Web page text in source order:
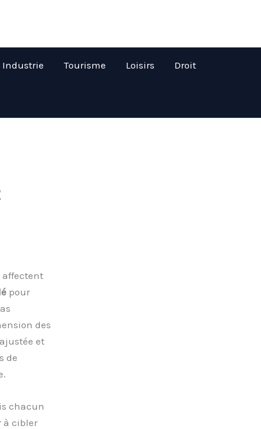
Industrie Tourisme Loisirs Droit
affectent
pour
des
et
de
chacun
à cibler